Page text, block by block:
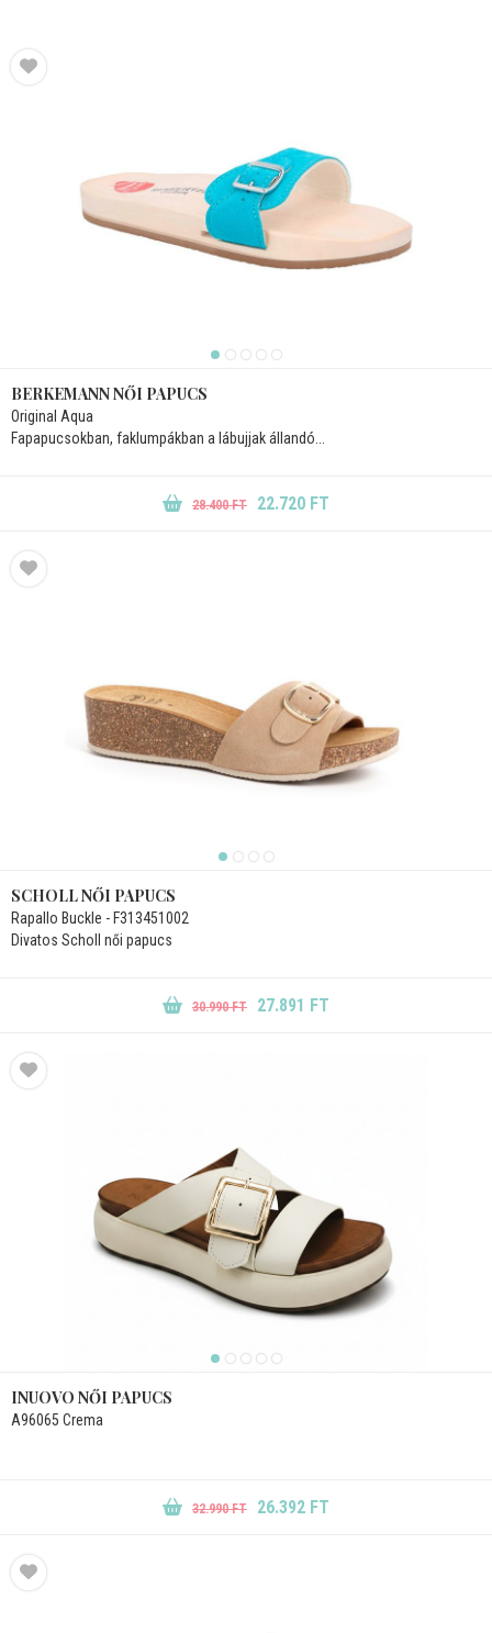
BERKEMANN NŐI PAPUCS
Original Aqua
Fapapucsokban, faklumpákban a lábujjak állandó...
28.400 FT 22.720 FT
SCHOLL NŐI PAPUCS
Rapallo Buckle - F313451002
Divatos Scholl női papucs
30.990 FT 27.891 FT
INUOVO NŐI PAPUCS
A96065 Crema
32.990 FT 26.392 FT